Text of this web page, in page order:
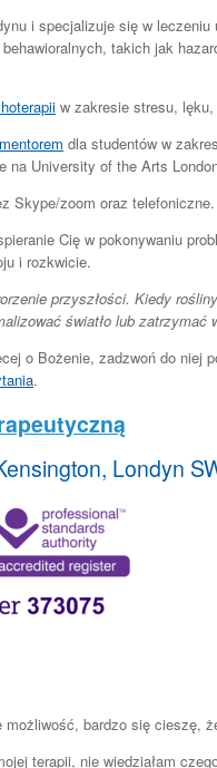
i specjalizuje się w
takich jak
w zakresie stresu,
dla studentów w
University of the Arts
Skype/zoom oraz
Cię w pokonywaniu
i rozkwicie.
przyszłości. Kiedy
światło lub zatrzymać
o Bożenie, zadzwoń do niej
.
Londyn
możliwość, bardzo się cieszę,
terapii, nie wiedziałam